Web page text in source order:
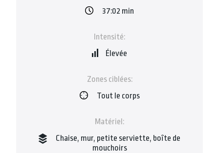
37:02 min
Intensité:
Élevée
Zones ciblées:
Tout le corps
Matériel:
Chaise, mur, petite serviette, boîte de
mouchoirs